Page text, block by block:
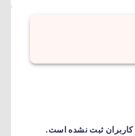
کاربران ثبت نشده است.